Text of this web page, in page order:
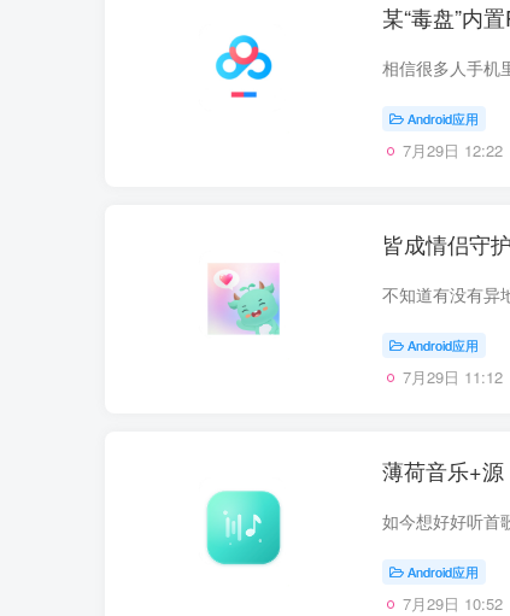
某“毒盘”内
Android应用
7月29日 12:22
皆成情侣守
Android应用
7月29日 11:12
薄荷音乐+源
Android应用
7月29日 10:52